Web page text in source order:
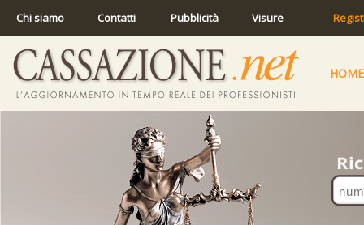
Chi siamo Contatti Pubblicità Visure
HOME